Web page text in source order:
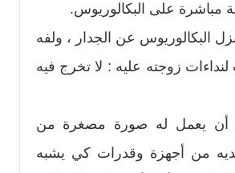
مباشرة على البكالوريوس.
البكالوريوس عن الجدار ، ولفه
زوجته عليه : لا تخرج فيه
أن يعمل له صورة مصغرة من
من أجهزة وقدرات كي يشبه